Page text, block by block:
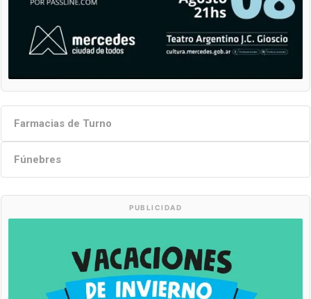
Farmacias de Turno
Fúnebres
PUBLICIDAD